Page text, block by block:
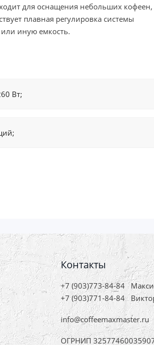
для оснащения небольших кофеен,
плавная регулировка системы
иную емкость.
Вт;
Контакты
+7 (903)773-84-84
+7 (903)771-84-84
info@coffeemaxmaster.ru
ОГРНИП